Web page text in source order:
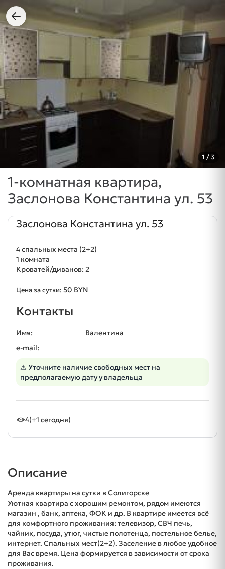
1 / 3
1-комнатная квартира,
Заслонова Константина ул. 53
Заслонова Константина ул. 53
4 спальных места (2+2)
1 комната
Кроватей/диванов: 2
Цена за сутки: 50 BYN
Контакты
Имя:
Валентина
e-mail:
⚠ Уточните наличие свободных мест на
предполагаемую дату у владельца
4(+1 сегодня)
Описание
Аренда квартиры на сутки в Солигорске
Уютная квартира с хорошим ремонтом, рядом имеются
магазин , банк, аптека, ФОК и др. В квартире имеется всё
для комфортного проживания: телевизор, СВЧ печь,
чайник, посуда, утюг, чистые полотенца, постельное белье,
интернет. Спальных мест(2+2). Заселение в любое удобное
для Вас время. Цена формируется в зависимости от срока
проживания.